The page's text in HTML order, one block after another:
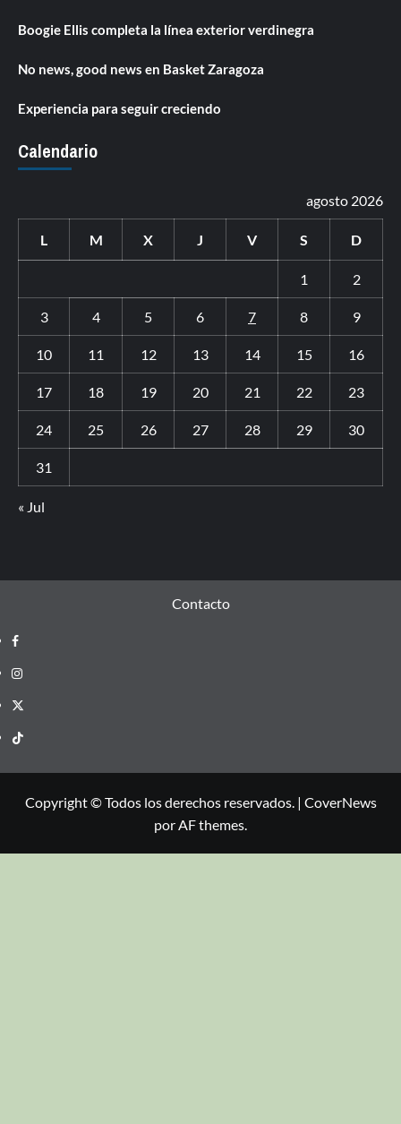
Boogie Ellis completa la línea exterior verdinegra
No news, good news en Basket Zaragoza
Experiencia para seguir creciendo
Calendario
agosto 2026
L M X J V S D
1 2
3 4 5 6 7 8 9
10 11 12 13 14 15 16
17 18 19 20 21 22 23
24 25 26 27 28 29 30
31
« Jul
Contacto
Copyright © Todos los derechos reservados. | CoverNews
por AF themes.